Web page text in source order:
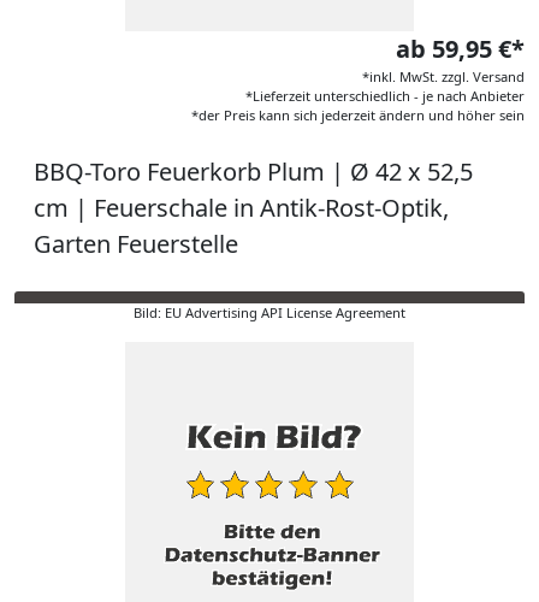
ab 59,95 €*
*inkl. MwSt. zzgl. Versand
*Lieferzeit unterschiedlich - je nach Anbieter
*der Preis kann sich jederzeit ändern und höher sein
BBQ-Toro Feuerkorb Plum | Ø 42 x 52,5
cm | Feuerschale in Antik-Rost-Optik,
Garten Feuerstelle
Bild: EU Advertising API License Agreement